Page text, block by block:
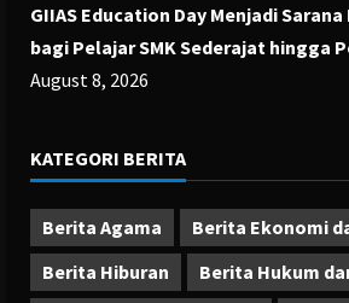
GIIAS Education Day Menjadi
bagi Pelajar SMK Sederajat hingga
August 8, 2026
KATEGORI BERITA
Berita Agama
Berita Ekonomi
Berita Hiburan
Berita Hukum